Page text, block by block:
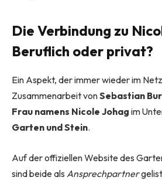
Die Verbindung zu
Beruflich oder privat?
Ein Aspekt, der immer wieder im
Zusammenarbeit vonSebastian
Frau namens Nicole Johag im
Garten und Stein.
Auf der offiziellen Website des
sind beide als Ansprechpartner